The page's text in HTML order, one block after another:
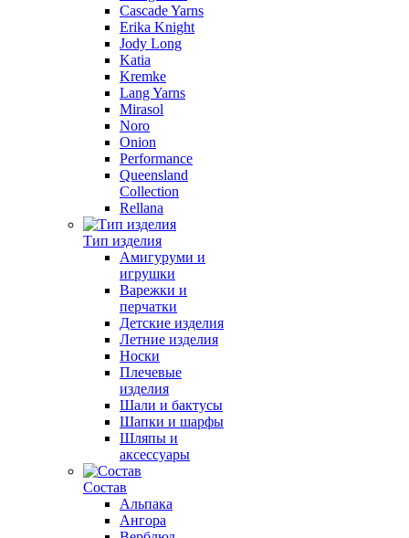
Cascade Yarns
Erika Knight
Jody Long
Katia
Kremke
Lang Yarns
Mirasol
Noro
Onion
Performance
Queensland
Collection
Rellana
Тип изделия
Амигуруми и
игрушки
Варежки и
перчатки
Детские изделия
Летние изделия
Носки
Плечевые
изделия
Шали и бактусы
Шапки и шарфы
Шляпы и
аксессуары
Состав
Альпака
Ангора